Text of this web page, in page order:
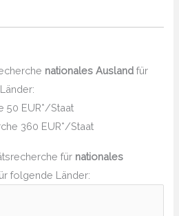
nationales Ausland für
50 EUR*/Staat
360 EUR*/Staat
für nationales
folgende Länder: